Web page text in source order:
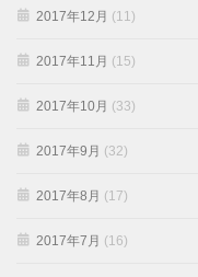
2017年12月 (11)
2017年11月 (15)
2017年10月 (33)
2017年9月 (32)
2017年8月 (17)
2017年7月 (16)